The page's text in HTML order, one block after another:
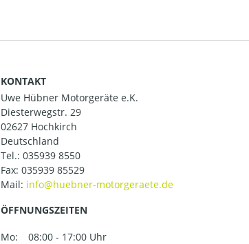
KONTAKT
Uwe Hübner Motorgeräte e.K.
Diesterwegstr. 29
02627 Hochkirch
Deutschland
Tel.: 035939 8550
Fax: 035939 85529
Mail:
ÖFFNUNGSZEITEN
Mo:
08:00 - 17:00 Uhr